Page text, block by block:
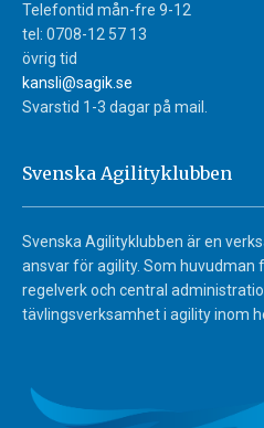
Telefontid mån-fre 9-12
tel: 0708-12 57 13
övrig tid
kansli@sagik.se
Svarstid 1-3 dagar på mail.
Svenska Agilityklubben
Svenska Agilityklubben är en
ansvar för agility. Som huvudman
regelverk och central
tävlingsverksamhet i agility inom